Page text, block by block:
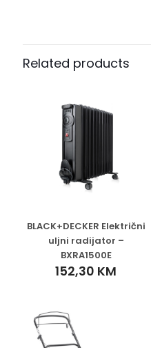
Related products
BLACK+DECKER Električni
uljni radijator –
BXRA1500E
152,30 KM